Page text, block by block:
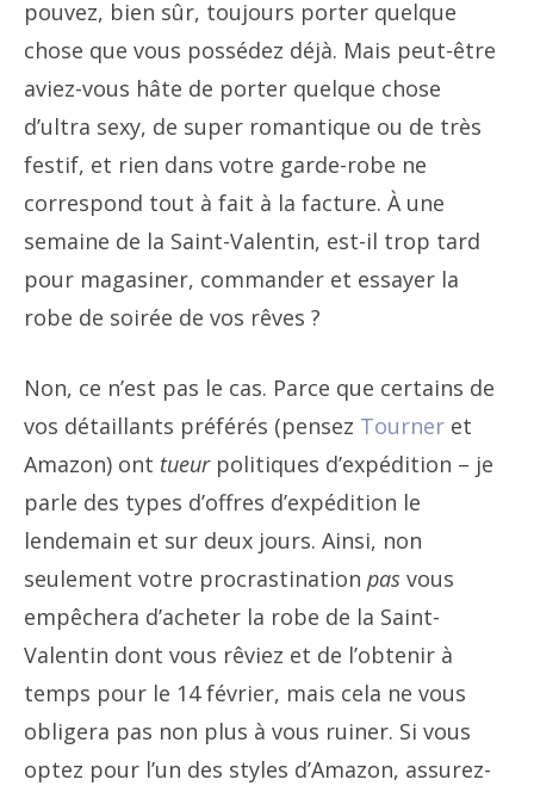
pouvez, bien sûr, toujours porter quelque
chose que vous possédez déjà. Mais peut-être
aviez-vous hâte de porter quelque chose
d’ultra sexy, de super romantique ou de très
festif, et rien dans votre garde-robe ne
correspond tout à fait à la facture. À une
semaine de la Saint-Valentin, est-il trop tard
pour magasiner, commander et essayer la
robe de soirée de vos rêves ?
Non, ce n’est pas le cas. Parce que certains de
vos détaillants préférés (pensez Tourner et
Amazon) ont tueurpolitiques d’expédition – je
parle des types d’offres d’expédition le
lendemain et sur deux jours. Ainsi, non
seulement votre procrastination pas vous
empêchera d’acheter la robe de la Saint-
Valentin dont vous rêviez et de l’obtenir à
temps pour le 14 février, mais cela ne vous
obligera pas non plus à vous ruiner. Si vous
optez pour l’un des styles d’Amazon, assurez-